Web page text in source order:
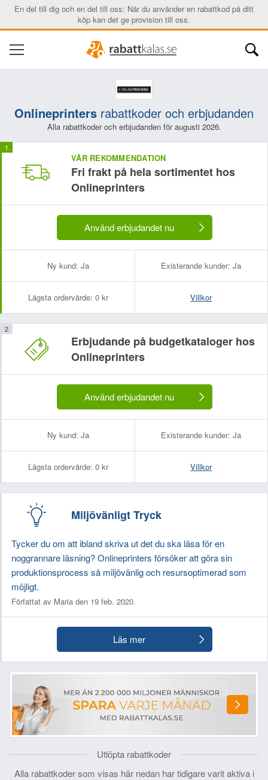
En del till dig och en del till oss: När du använder en rabattkod på ditt
köp kan det ge provision till oss.
Onlineprinters rabattkoder och erbjudanden
Alla rabattkoder och erbjudanden för augusti 2026.
VÅR REKOMMENDATION
Fri frakt på hela sortimentet hos
Onlineprinters
Använd erbjudandet nu
Ny kund: Ja Existerande kunder: Ja
Lägsta ordervärde: 0 kr Villkor
Erbjudande på budgetkataloger hos
Onlineprinters
Använd erbjudandet nu
Ny kund: Ja Existerande kunder: Ja
Lägsta ordervärde: 0 kr Villkor
Miljövänligt Tryck
Tycker du om att ibland skriva ut det du ska läsa för en
noggrannare läsning? Onlineprinters försöker att göra sin
produktionsprocess så miljövänlig och resursoptimerad som
möjligt.
Författat av Maria den 19 feb. 2020.
Läs mer
Utlöpta rabattkoder
Alla rabattkoder som visas här nedan har tidigare varit aktiva i